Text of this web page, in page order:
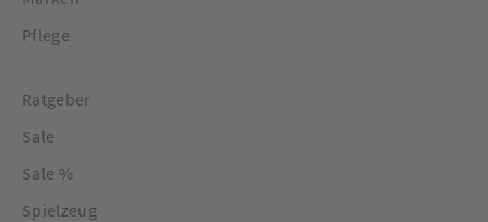
Pflege
Ratgeber
Sale
Sale %
Spielzeug